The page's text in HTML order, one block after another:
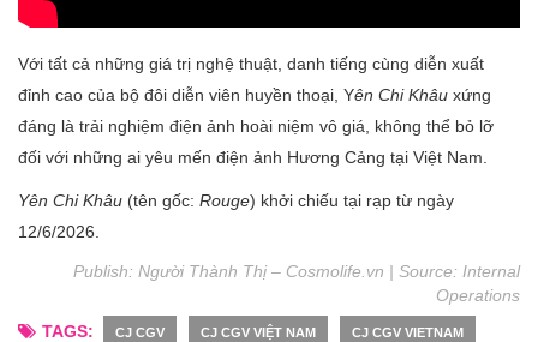
Với tất cả những giá trị nghệ thuật, danh tiếng cùng diễn xuất
đỉnh cao của bộ đôi diễn viên huyền thoại, Yên Chi Khâu xứng
đáng là trải nghiệm điện ảnh hoài niệm vô giá, không thể bỏ lỡ
đối với những ai yêu mến điện ảnh Hương Cảng tại Việt Nam.
Yên Chi Khâu (tên gốc: Rouge) khởi chiếu tại rạp từ ngày
12/6/2026.
Publish: Người Thành Thị – Cosmolife.vn | Source: Internal
Operations
TAGS:
CJ CGV CJ CGV VIỆT NAM CJ CGV VIETNAM